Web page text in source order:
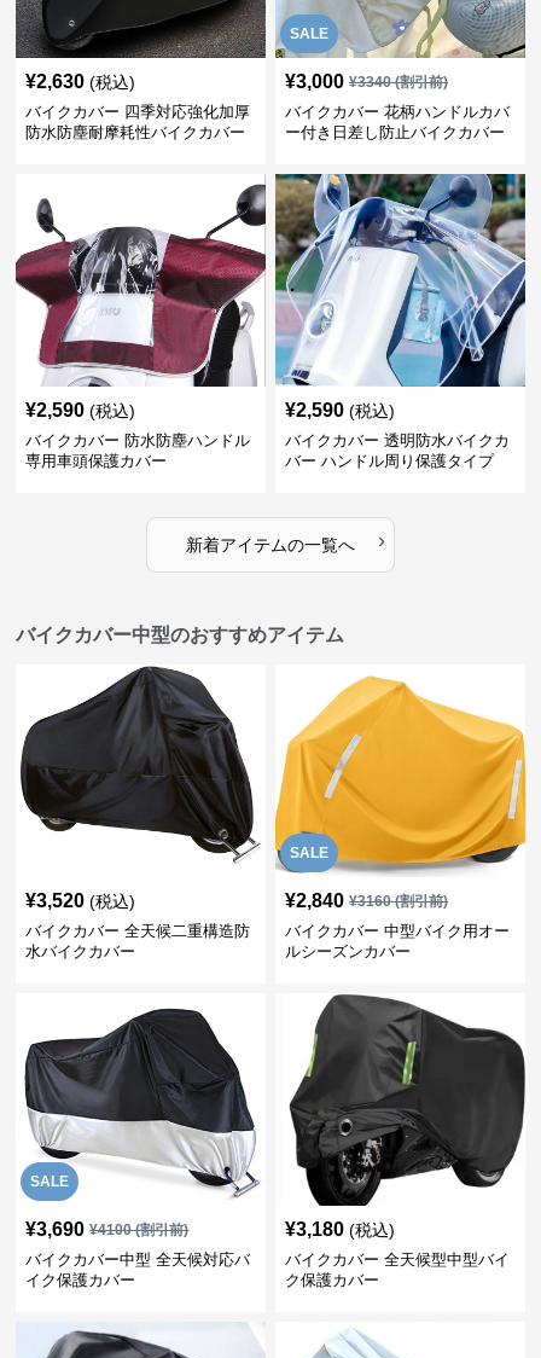
¥2,630 (税込)
バイクカバー 四季対応強化加厚
防水防塵耐摩耗性バイクカバー
SALE
¥3,000 ¥3340(割引前)
バイクカバー 花柄ハンドルカバ
ー付き日差し防止バイクカバー
¥2,590 (税込)
バイクカバー 防水防塵ハンドル
専用車頭保護カバー
¥2,590 (税込)
バイクカバー 透明防水バイクカ
バー ハンドル周り保護タイプ
新着アイテムの一覧へ ›
バイクカバー中型のおすすめアイテム
¥3,520 (税込)
バイクカバー 全天候二重構造防
水バイクカバー
SALE
¥2,840 ¥3160(割引前)
バイクカバー 中型バイク用オー
ルシーズンカバー
SALE
¥3,690 ¥4100(割引前)
バイクカバー中型 全天候対応バ
イク保護カバー
¥3,180 (税込)
バイクカバー 全天候型中型バイ
ク保護カバー